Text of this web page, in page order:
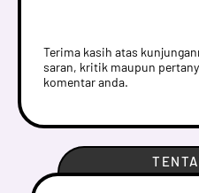
Terima kasih atas
saran, kritik maupun
komentar anda.